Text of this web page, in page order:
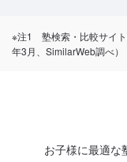
※注1 塾検索・比較サイ
年3月、SimilarWeb調べ）
お子様に最適な